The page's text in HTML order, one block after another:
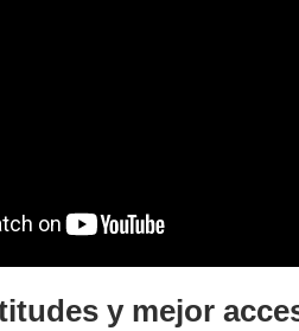
y mejor